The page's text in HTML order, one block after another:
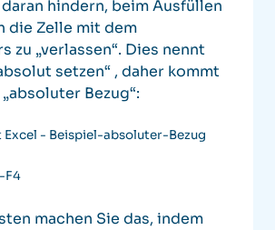
hindern, beim Ausfüllen
die Zelle mit dem
zu „verlassen“. Dies nennt
setzen“ , daher kommt
Bezug“:
machen Sie das, indem